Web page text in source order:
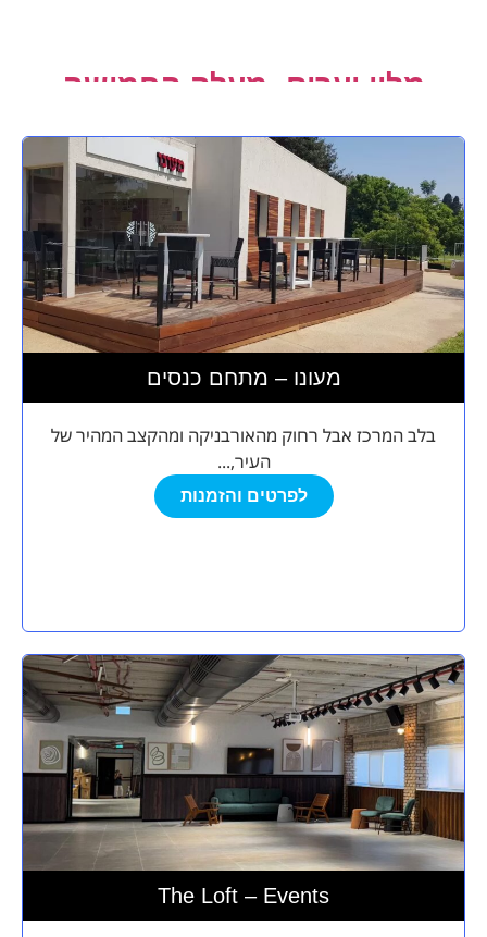
מלון יערים- מעלה החמישה
למידע נוסף
מעונו – מתחם כנסים
בלב המרכז אבל רחוק מהאורבניקה ומהקצב המהיר של
העיר,...
לפרטים והזמנות
The Loft – Events